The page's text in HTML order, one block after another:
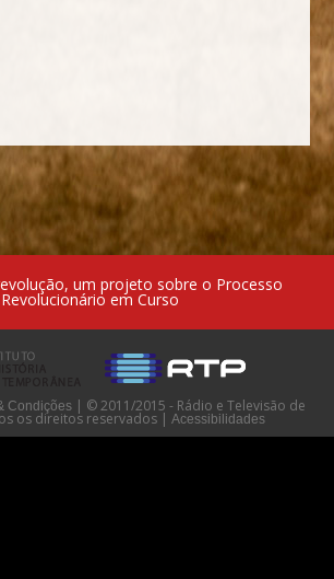
um projeto sobre o Processo
Revolucionário em Curso
Condições | © 2011/2015 - Rádio e Televisão de
os direitos reservados | Acessibilidades